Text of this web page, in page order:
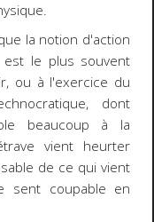
la notion d'action
le plus souvent
ou à l'exercice du
dont
beaucoup à la
vient heurter
de ce qui vient
sent coupable en